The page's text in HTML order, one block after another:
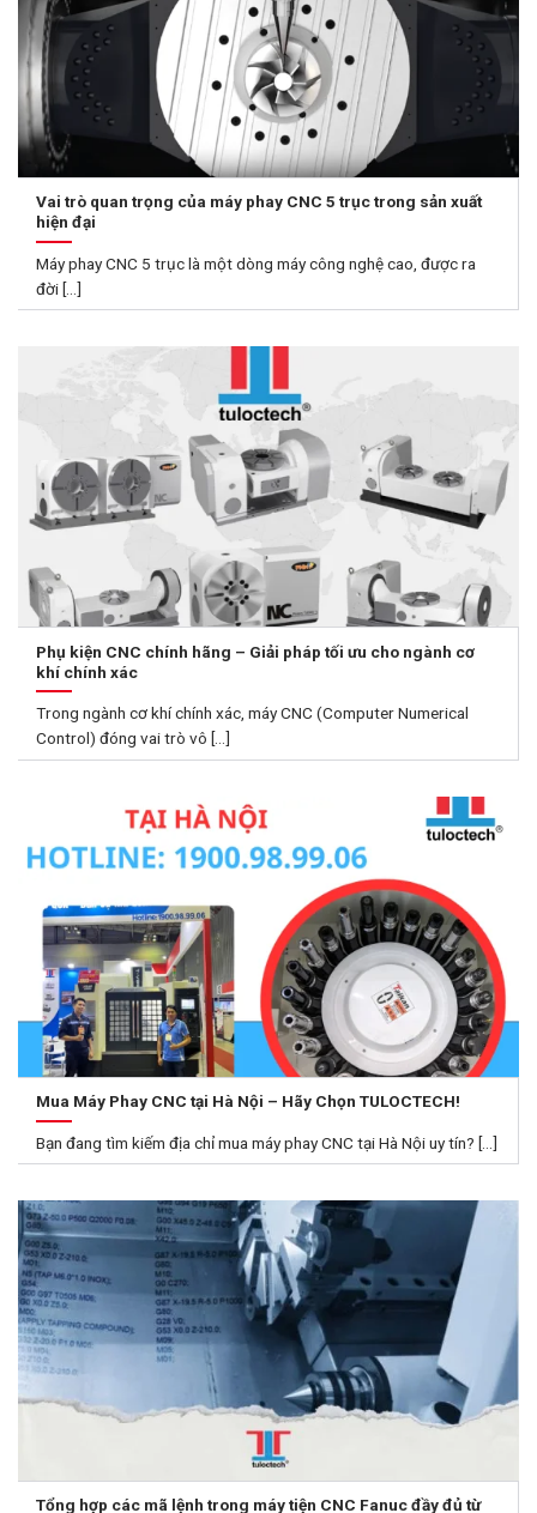
Vai trò quan trọng của máy phay CNC 5 trục trong sản xuất
hiện đại
Máy phay CNC 5 trục là một dòng máy công nghệ cao, được ra
đời [...]
Phụ kiện CNC chính hãng – Giải pháp tối ưu cho ngành cơ
khí chính xác
Trong ngành cơ khí chính xác, máy CNC (Computer Numerical
Control) đóng vai trò vô [...]
Mua Máy Phay CNC tại Hà Nội – Hãy Chọn TULOCTECH!
Bạn đang tìm kiếm địa chỉ mua máy phay CNC tại Hà Nội uy tín? [...]
Tổng hợp các mã lệnh trong máy tiện CNC Fanuc đầy đủ từ